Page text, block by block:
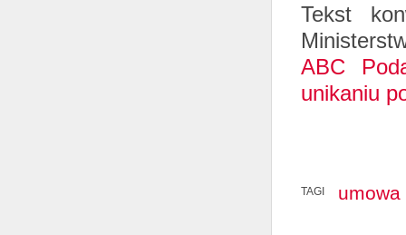
Tekst
ABC
unikaniu
TAGI